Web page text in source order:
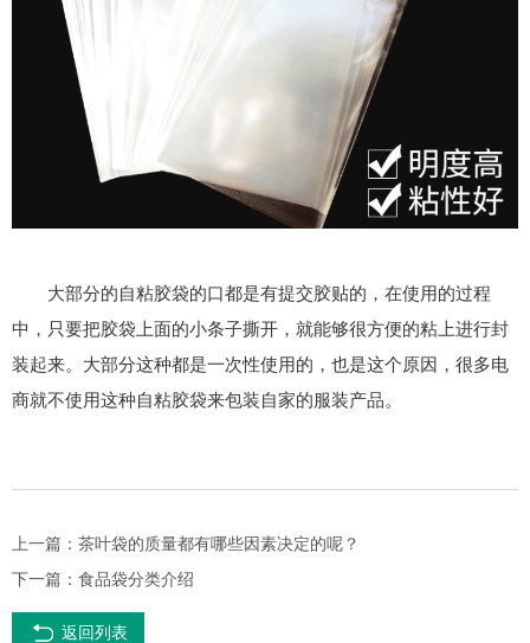
大部分的自粘胶袋的口都是有提交胶贴的，在使用的过程
中，只要把胶袋上面的小条子撕开，就能够很方便的粘上进行封
装起来。大部分这种都是一次性使用的，也是这个原因，很多电
商就不使用这种自粘胶袋来包装自家的服装产品。
上一篇： 茶叶袋的质量都有哪些因素决定的呢？
下一篇： 食品袋分类介绍
返回列表